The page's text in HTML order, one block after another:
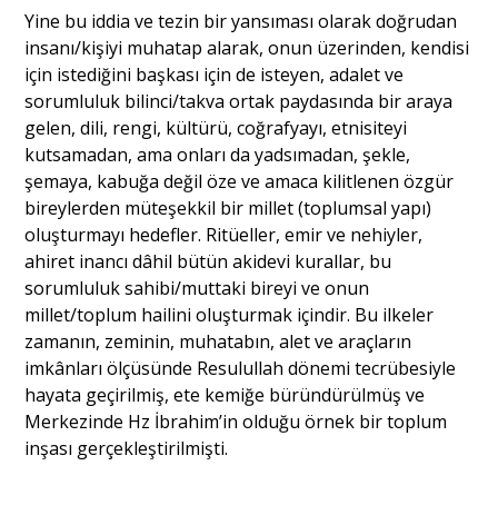
Ankara Analiz
Sağlık
Yine bu iddia ve tezin bir yansıması olarak doğrudan
insanı/kişiyi muhatap alarak, onun üzerinden, kendisi
için istediğini başkası için de isteyen, adalet ve
sorumluluk bilinci/takva ortak paydasında bir araya
gelen, dili, rengi, kültürü, coğrafyayı, etnisiteyi
kutsamadan, ama onları da yadsımadan, şekle,
şemaya, kabuğa değil öze ve amaca kilitlenen özgür
bireylerden müteşekkil bir millet (toplumsal yapı)
oluşturmayı hedefler. Ritüeller, emir ve nehiyler,
ahiret inancı dâhil bütün akidevi kurallar, bu
sorumluluk sahibi/muttaki bireyi ve onun
millet/toplum hailini oluşturmak içindir. Bu ilkeler
zamanın, zeminin, muhatabın, alet ve araçların
imkânları ölçüsünde Resulullah dönemi tecrübesiyle
hayata geçirilmiş, ete kemiğe büründürülmüş ve
Merkezinde Hz İbrahim’in olduğu örnek bir toplum
inşası gerçekleştirilmişti.